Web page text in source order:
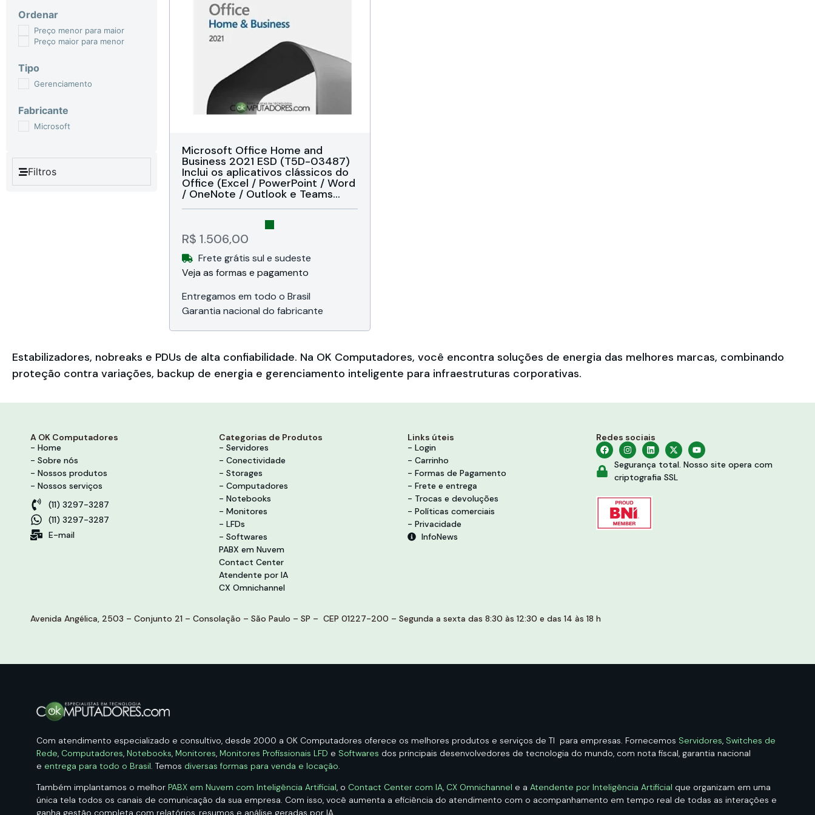
Ordenar
Preço menor para maior
Preço maior para menor
Tipo
Gerenciamento
Fabricante
Microsoft
Filtros
Microsoft Office Home and
Business 2021 ESD (T5D-03487)
Inclui os aplicativos clássicos do
Office (Excel / PowerPoint / Word
/ OneNote / Outlook e Teams
Gratuito), Instalação disponível
R$ 1.506,00
Frete grátis sul e sudeste
Veja as formas e pagamento
Entregamos em todo o Brasil
Garantia nacional do fabricante
Estabilizadores, nobreaks e PDUs de alta confiabilidade. Na OK Computadores, você encontra soluções de energia das melhores marcas, combinando
proteção contra variações, backup de energia e gerenciamento inteligente para infraestruturas corporativas.
A OK Computadores
- Home
- Sobre nós
- Nossos produtos
- Nossos serviços
(11) 3297-3287
(11) 3297-3287
E-mail
Categorias de Produtos
- Servidores
- Conectividade
- Storages
- Computadores
- Notebooks
- Monitores
- LFDs
- Softwares
PABX em Nuvem
Contact Center
Atendente por IA
CX Omnichannel
Links úteis
- Login
- Carrinho
- Formas de Pagamento
- Frete e entrega
- Trocas e devoluções
- Políticas comerciais
- Privacidade
InfoNews
Redes sociais
Segurança total. Nosso site opera com
criptografia SSL
Avenida Angélica, 2503 – Conjunto 21 – Consolação – São Paulo – SP – CEP 01227-200 – Segunda a sexta das 8:30 às 12:30 e das 14 às 18 h
Com atendimento especializado e consultivo, desde 2000 a OK Computadores oferece os melhores produtos e serviços de TI para empresas. Fornecemos Servidores, Switches de
Rede, Computadores, Notebooks, Monitores, Monitores Profissionais LFD e Softwares dos principais desenvolvedores de tecnologia do mundo, com nota fiscal, garantia nacional
e entrega para todo o Brasil. Temos diversas formas para venda e locação.
Também implantamos o melhor PABX em Nuvem com Inteligência Artificial, o Contact Center com IA, CX Omnichannel e a Atendente por Inteligência Artificial que organizam em uma
única tela todos os canais de comunicação da sua empresa. Com isso, você aumenta a eficiência do atendimento com o acompanhamento em tempo real de todas as interações e
ganha gestão completa com relatórios, resumos e análise geradas por IA.